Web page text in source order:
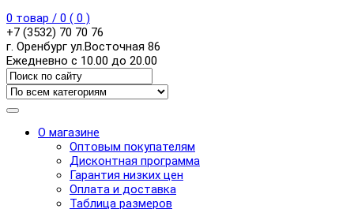
0 товар / 0 ( 0 )
+7 (3532) 70 70 76
г. Оренбург ул.Восточная 86
Ежедневно с 10.00 до 20.00
О магазине
Оптовым покупателям
Дисконтная программа
Гарантия низких цен
Оплата и доставка
Таблица размеров